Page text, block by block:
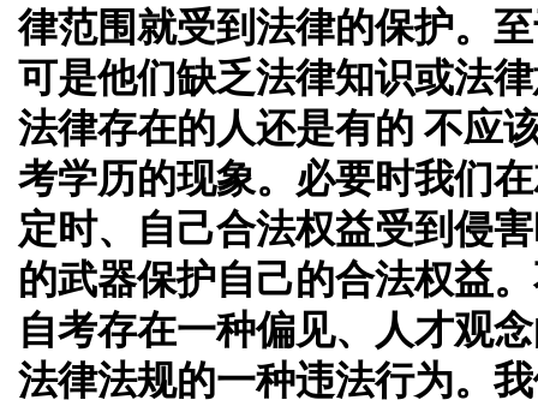
律范围就受到法律的保护。
可是他们缺乏法律知识或法
法律存在的人还是有的 不应
考学历的现象。必要时我们
定时、自己合法权益受到侵
的武器保护自己的合法权益
自考存在一种偏见、人才观
法律法规的一种违法行为。